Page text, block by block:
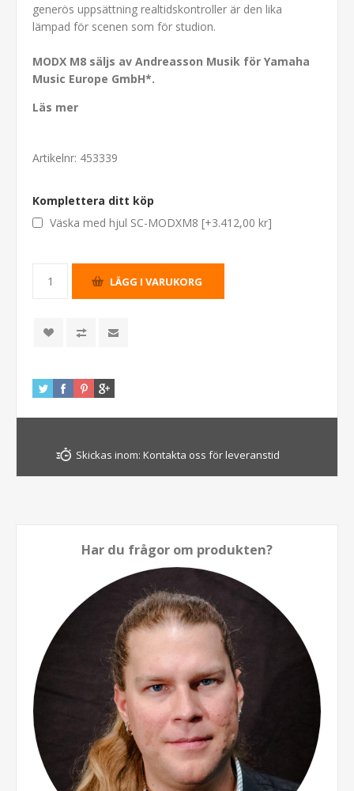
generös uppsättning realtidskontroller är den lika
lämpad för scenen som för studion.
MODX M8 säljs av Andreasson Musik för Yamaha
Music Europe GmbH*.
Läs mer
Artikelnr: 453339
Komplettera ditt köp
Väska med hjul SC-MODXM8 [+3.412,00 kr]
Skickas inom: Kontakta oss för leveranstid
Har du frågor om produkten?